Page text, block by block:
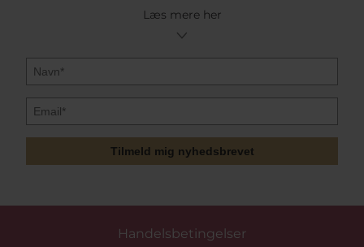
Læs mere her
Tilmeld mig nyhedsbrevet
Handelsbetingelser